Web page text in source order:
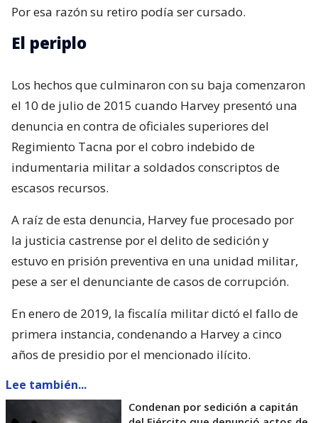
Por esa razón su retiro podía ser cursado.
El periplo
Los hechos que culminaron con su baja comenzaron
el 10 de julio de 2015 cuando Harvey presentó una
denuncia en contra de oficiales superiores del
Regimiento Tacna por el cobro indebido de
indumentaria militar a soldados conscriptos de
escasos recursos.
A raíz de esta denuncia, Harvey fue procesado por
la justicia castrense por el delito de sedición y
estuvo en prisión preventiva en una unidad militar,
pese a ser el denunciante de casos de corrupción.
En enero de 2019, la fiscalía militar dictó el fallo de
primera instancia, condenando a Harvey a cinco
años de presidio por el mencionado ilícito.
Lee también...
Condenan por sedición a capitán